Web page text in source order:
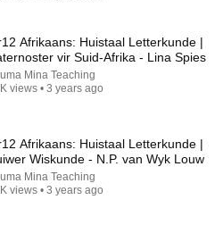
Letterkunde | Die Bokser -
38K views
Afrikaans: Huistaal Letterkunde |
vir Suid-Afrika - Lina Spies
Mina Teaching
views • 3 years ago
Afrikaans: Huistaal Letterkunde |
Wiskunde - N.P. van Wyk Louw
Mina Teaching
views • 3 years ago